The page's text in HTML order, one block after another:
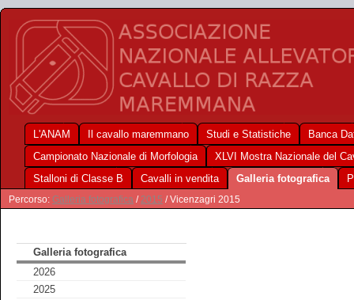
L'ANAM Il cavallo maremmano Studi e Statistiche
Banca
Campionato Nazionale di Morfologia
XLVI Mostra Nazionale del
Stalloni di Classe B
Cavalli in vendita Galleria fotografica
Percorso: Galleria fotografica /2015 / Vicenzagri 2015
Galleria fotografica
2026
2025